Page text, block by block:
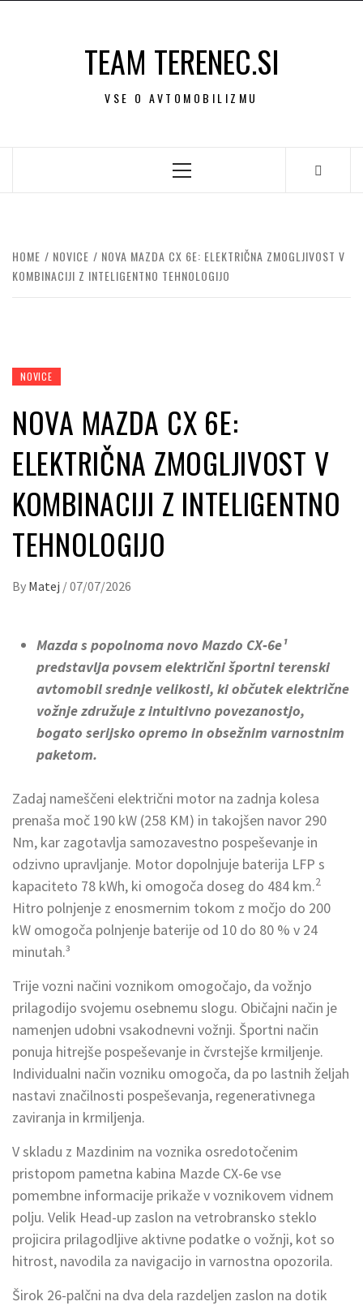
TEAM TERENEC.SI
VSE O AVTOMOBILIZMU
Primary
HOME NOVICE
NOVA MAZDA CX 6E: ELEKTRIČNA ZMOGLJIVOST V
KOMBINACIJI Z INTELIGENTNO TEHNOLOGIJO
NOVICE
NOVA MAZDA CX 6E:
ELEKTRIČNA ZMOGLJIVOST V
KOMBINACIJI Z INTELIGENTNO
TEHNOLOGIJO
By Matej /07/07/2026
Mazda s popolnoma novo Mazdo CX‑6e¹
predstavlja povsem električni športni terenski
avtomobil srednje velikosti, ki občutek električne
vožnje združuje z intuitivno povezanostjo,
bogato serijsko opremo in obsežnim varnostnim
paketom.
Zadaj nameščeni električni motor na zadnja kolesa
prenaša moč 190 kW (258 KM) in takojšen navor 290
Nm, kar zagotavlja samozavestno pospeševanje in
odzivno upravljanje. Motor dopolnjuje baterija LFP s
kapaciteto 78 kWh, ki omogoča doseg do 484 km.2
Hitro polnjenje z enosmernim tokom z močjo do 200
kW omogoča polnjenje baterije od 10 do 80 % v 24
minutah.³
Trije vozni načini voznikom omogočajo, da vožnjo
prilagodijo svojemu osebnemu slogu. Običajni način je
namenjen udobni vsakodnevni vožnji. Športni način
ponuja hitrejše pospeševanje in čvrstejše krmiljenje.
Individualni način vozniku omogoča, da po lastnih željah
nastavi značilnosti pospeševanja, regenerativnega
zaviranja in krmiljenja.
V skladu z Mazdinim na voznika osredotočenim
pristopom pametna kabina Mazde CX-6e vse
pomembne informacije prikaže v voznikovem vidnem
polju. Velik Head-up zaslon na vetrobransko steklo
projicira prilagodljive aktivne podatke o vožnji, kot so
hitrost, navodila za navigacijo in varnostna opozorila.
Širok 26-palčni na dva dela razdeljen zaslon na dotik